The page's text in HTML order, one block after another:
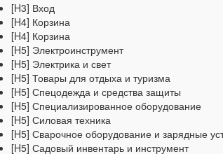
[H3] Вход
[H4] Корзина
[H4] Корзина
[H5] Электроинструмент
[H5] Электрика и свет
[H5] Товары для отдыха и туризма
[H5] Спецодежда и средства защиты
[H5] Специализированное оборудование
[H5] Силовая техника
[H5] Сварочное оборудование и зарядные
[H5] Садовый инвентарь и инструмент